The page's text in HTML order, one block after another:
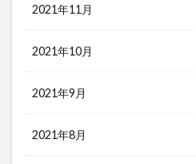
2021年11月
2021年10月
2021年9月
2021年8月